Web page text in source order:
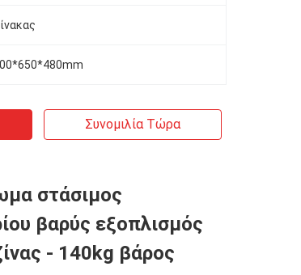
Συνομιλία Τώρα
στάσιμος
βαρύς εξοπλισμός
- 140kg βάρος